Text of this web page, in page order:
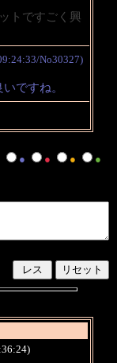
トですごく興
No30327)
ですね。
● ● ●
●